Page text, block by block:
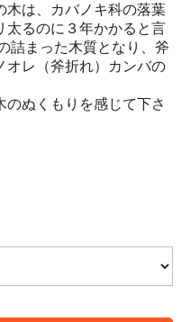
木は、カバノキ科の落葉
太るのに３年かかると言
詰まった木質となり、斧
オレ（斧折れ）カンバの
のぬくもりを感じて下さ